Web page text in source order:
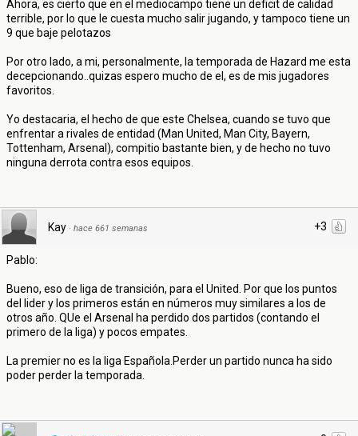
Ahora, es cierto que en el mediocampo tiene un deficit de calidad
terrible, por lo que le cuesta mucho salir jugando, y tampoco tiene un
9 que baje pelotazos
Por otro lado, a mi, personalmente, la temporada de Hazard me esta
decepcionando..quizas espero mucho de el, es de mis jugadores
favoritos.
Yo destacaria, el hecho de que este Chelsea, cuando se tuvo que
enfrentar a rivales de entidad (Man United, Man City, Bayern,
Tottenham, Arsenal), compitio bastante bien, y de hecho no tuvo
ninguna derrota contra esos equipos.
+3
Kay · hace 661 semanas
Pablo:
Bueno, eso de liga de transición, para el United. Por que los puntos
del lider y los primeros están en números muy similares a los de
otros año. QUe el Arsenal ha perdido dos partidos (contando el
primero de la liga) y pocos empates.
La premier no es la liga Española.Perder un partido nunca ha sido
poder perder la temporada.